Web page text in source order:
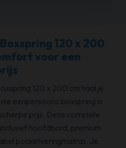
120 x 200
voor een
120 x 200 cm haal je
eenpersoons boxspring in
prijs. Deze complete
hoofdbord, premium
pocketveringmatras. Je